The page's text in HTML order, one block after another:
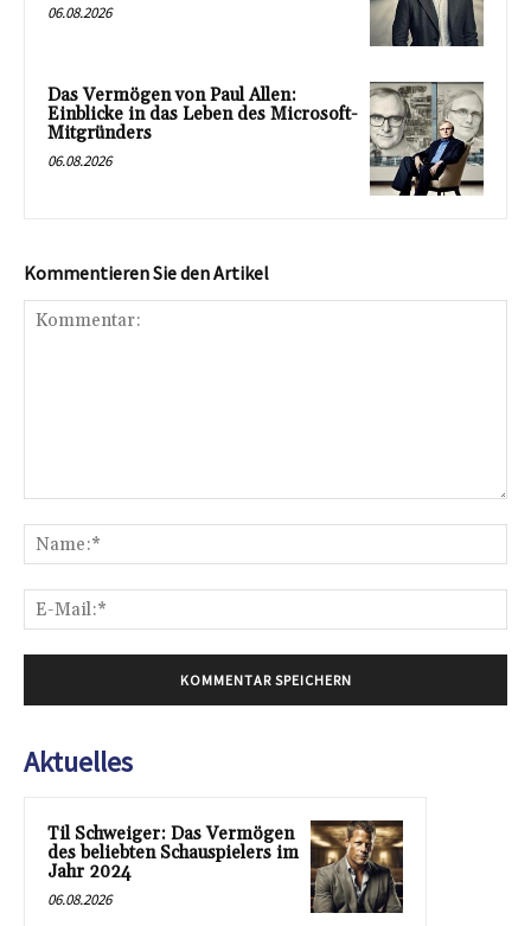
06.08.2026
Das Vermögen von Paul Allen:
Einblicke in das Leben des Microsoft-
Mitgründers
06.08.2026
Kommentieren Sie den Artikel
Aktuelles
Til Schweiger: Das Vermögen
des beliebten Schauspielers im
Jahr 2024
06.08.2026